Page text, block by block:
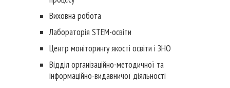
Виховна робота
Лабораторія STEM-освіти
Центр моніторингу якості освіти і ЗНО
Відділ організаційно-методичної та
інформаційно-видавничої діяльності